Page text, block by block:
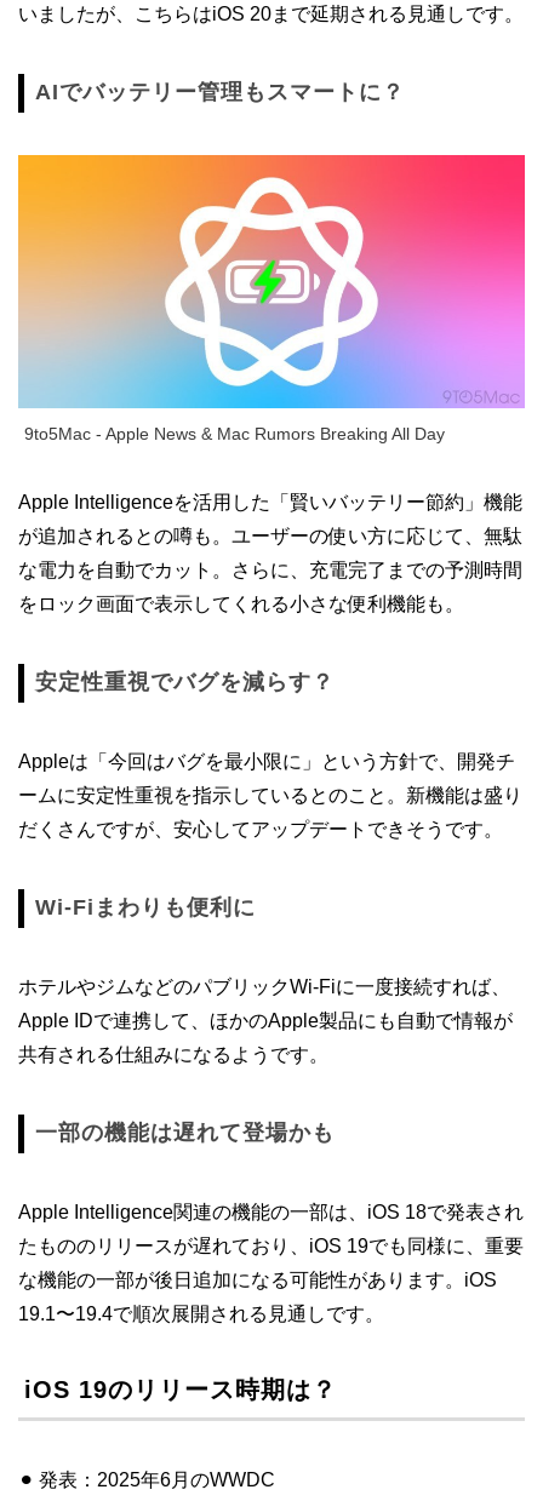
いましたが、こちらはiOS 20まで延期される見通しです。
AIでバッテリー管理もスマートに？
9to5Mac - Apple News & Mac Rumors Breaking All Day
Apple Intelligenceを活用した「賢いバッテリー節約」機能
が追加されるとの噂も。ユーザーの使い方に応じて、無駄
な電力を自動でカット。さらに、充電完了までの予測時間
をロック画面で表示してくれる小さな便利機能も。
安定性重視でバグを減らす？
Appleは「今回はバグを最小限に」という方針で、開発チ
ームに安定性重視を指示しているとのこと。新機能は盛り
だくさんですが、安心してアップデートできそうです。
Wi-Fiまわりも便利に
ホテルやジムなどのパブリックWi-Fiに一度接続すれば、
Apple IDで連携して、ほかのApple製品にも自動で情報が
共有される仕組みになるようです。
一部の機能は遅れて登場かも
Apple Intelligence関連の機能の一部は、iOS 18で発表され
たもののリリースが遅れており、iOS 19でも同様に、重要
な機能の一部が後日追加になる可能性があります。iOS
19.1〜19.4で順次展開される見通しです。
iOS 19のリリース時期は？
⚫︎ 発表：2025年6月のWWDC